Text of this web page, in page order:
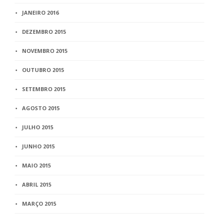
JANEIRO 2016
DEZEMBRO 2015
NOVEMBRO 2015
OUTUBRO 2015
SETEMBRO 2015
AGOSTO 2015
JULHO 2015
JUNHO 2015
MAIO 2015
ABRIL 2015
MARÇO 2015